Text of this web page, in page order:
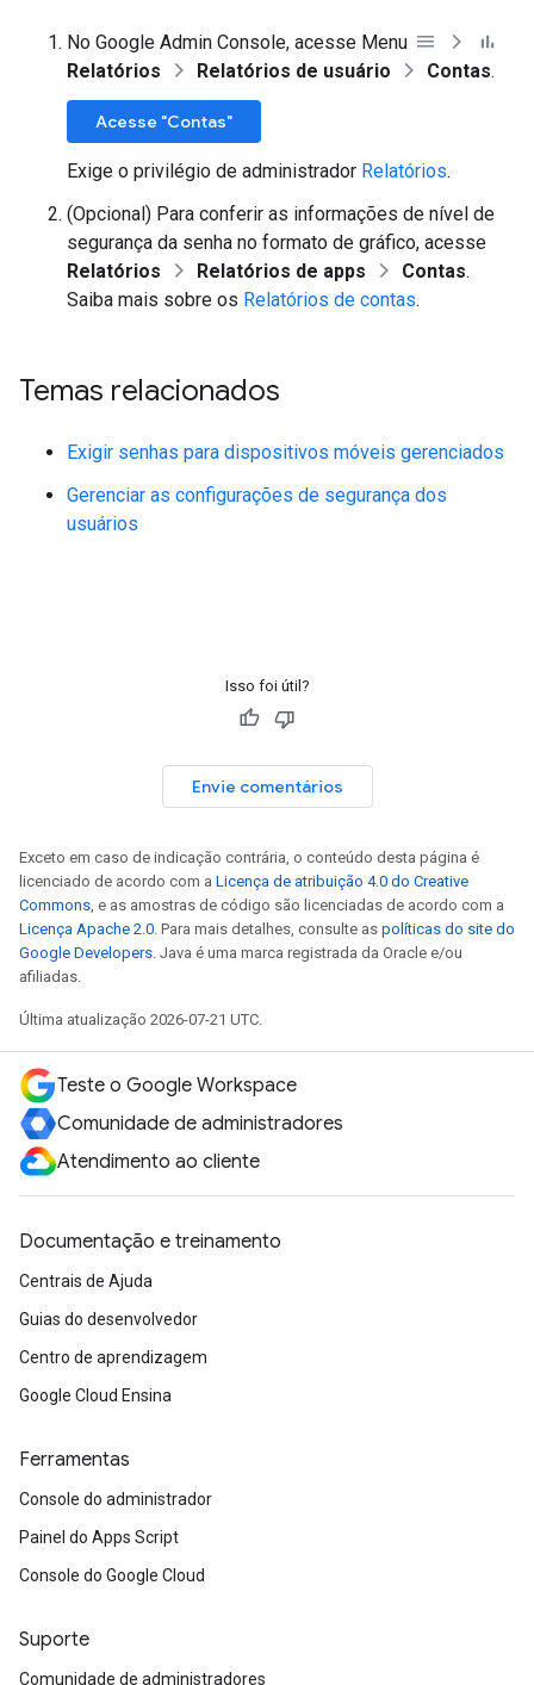
No Google Admin Console, acesse Menu
Relatórios
Relatórios de usuário Contas.
Acesse "Contas"
Exige o privilégio de administrador Relatórios.
(Opcional) Para conferir as informações de nível de
segurança da senha no formato de gráfico, acesse
Relatórios
Relatórios de apps Contas.
Saiba mais sobre os Relatórios de contas.
Temas relacionados
Exigir senhas para dispositivos móveis gerenciados
Gerenciar as configurações de segurança dos
usuários
Isso foi útil?
Envie comentários
Exceto em caso de indicação contrária, o conteúdo desta página é
licenciado de acordo com a Licença de atribuição 4.0 do Creative
Commons , e as amostras de código são licenciadas de acordo com a
Licença Apache 2.0 . Para mais detalhes, consulte as políticas do site do
Google Developers . Java é uma marca registrada da Oracle e/ou
afiliadas.
Última atualização 2026-07-21 UTC.
Teste o Google Workspace
Comunidade de administradores
Atendimento ao cliente
Documentação e treinamento
Centrais de Ajuda
Guias do desenvolvedor
Centro de aprendizagem
Google Cloud Ensina
Ferramentas
Console do administrador
Painel do Apps Script
Console do Google Cloud
Suporte
Comunidade de administradores